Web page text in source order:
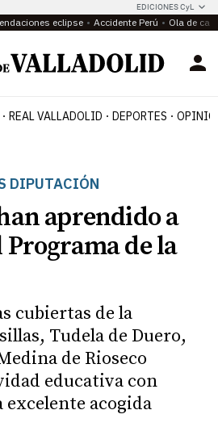
EDICIONES CyL
eclipse Accidente Perú Ola de
REAL VALLADOLID DEPORTES
DIPUTACIÓN
aprendido a
de la
cubiertas de la
Tudela de Duero,
de Rioseco
educativa con
excelente acogida